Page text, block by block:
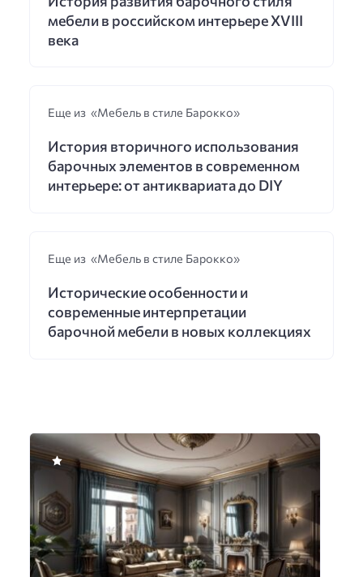
мебели в российском интерьере XVIII
века
Еще из «Мебель в стиле Барокко»
История вторичного использования
барочных элементов в современном
интерьере: от антиквариата до DIY
Еще из «Мебель в стиле Барокко»
Исторические особенности и
современные интерпретации
барочной мебели в новых коллекциях